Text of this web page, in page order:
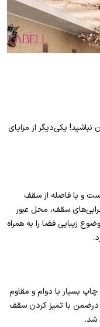
یکی‌دیگر از مزایای
و با فاصله از سقف
سقف، محل عبور
زیبایی فضا را به همراه
بسیار با دوام و مقاوم
با تمیز کردن سقف
شد.